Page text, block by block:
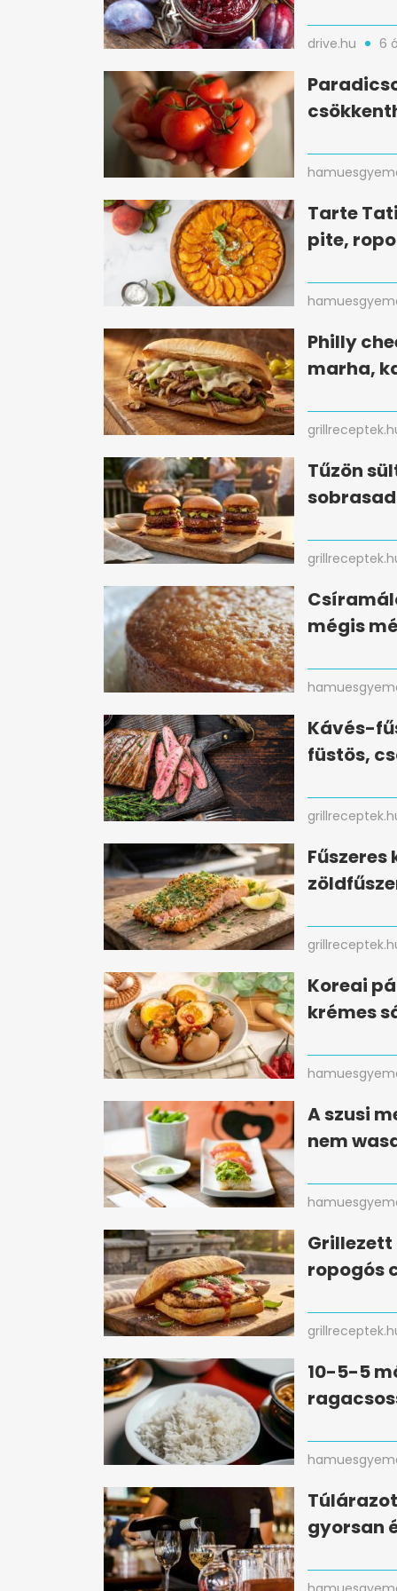
drive.hu 6
Tarte
pite,
Philly
marha,
Tűzön
mégis
Kávés-
füstös,
Koreai
krémes
A szusi
nem
ropogós
10-5-5
gyorsan